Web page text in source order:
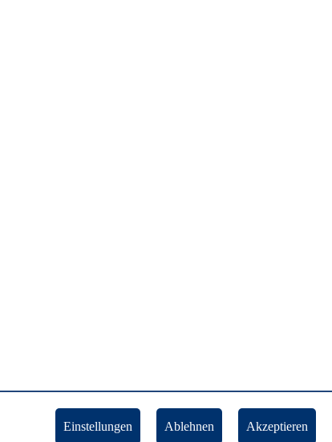
Einstellungen Ablehnen Akzeptieren